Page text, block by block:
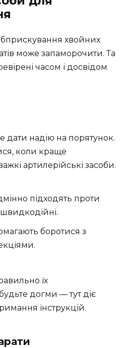
хвойних
може запаморочити. Та
часом і досвідом
дати надію на порятунок.
коли краще
артилерійські засоби.
підходять проти
боротися з
їх
догми — тут діє
інструкцій.